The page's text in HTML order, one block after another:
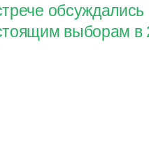
обсуждались
выборам в